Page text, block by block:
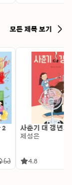
모든 제목 보기
2
사춘기 대 갱년기
제성은
4.8